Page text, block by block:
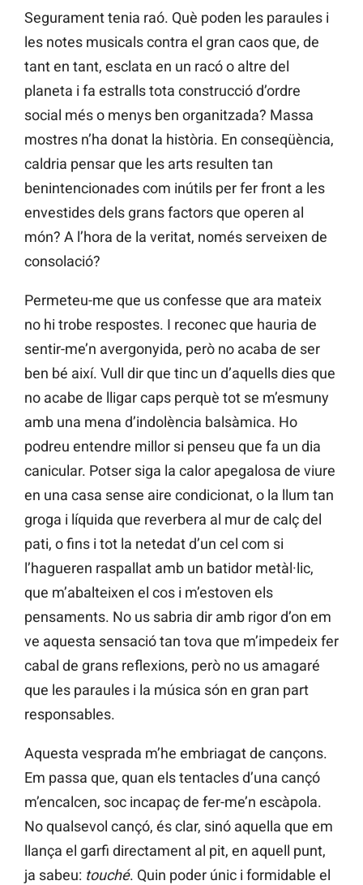
Segurament tenia raó. Què poden les paraules i
les notes musicals contra el gran caos que, de
tant en tant, esclata en un racó o altre del
planeta i fa estralls tota construcció d’ordre
social més o menys ben organitzada? Massa
mostres n’ha donat la història. En conseqüència,
caldria pensar que les arts resulten tan
benintencionades com inútils per fer front a les
envestides dels grans factors que operen al
món? A l’hora de la veritat, només serveixen de
consolació?
Permeteu-me que us confesse que ara mateix
no hi trobe respostes. I reconec que hauria de
sentir-me’n avergonyida, però no acaba de ser
ben bé així. Vull dir que tinc un d’aquells dies que
no acabe de lligar caps perquè tot se m’esmuny
amb una mena d’indolència balsàmica. Ho
podreu entendre millor si penseu que fa un dia
canicular. Potser siga la calor apegalosa de viure
en una casa sense aire condicionat, o la llum tan
groga i líquida que reverbera al mur de calç del
pati, o fins i tot la netedat d’un cel com si
l’hagueren raspallat amb un batidor metàl·lic,
que m’abalteixen el cos i m’estoven els
pensaments. No us sabria dir amb rigor d’on em
ve aquesta sensació tan tova que m’impedeix fer
cabal de grans reflexions, però no us amagaré
que les paraules i la música són en gran part
responsables.
Aquesta vesprada m’he embriagat de cançons.
Em passa que, quan els tentacles d’una cançó
m’encalcen, soc incapaç de fer-me’n escàpola.
No qualsevol cançó, és clar, sinó aquella que em
llança el garfi directament al pit, en aquell punt,
ja sabeu: touché. Quin poder únic i formidable el